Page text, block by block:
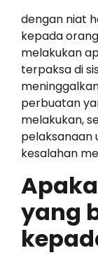
dengan niat
kepada
melakukan
terpaksa di
perbuatan
melakukan,
pelaksanaan
kesalahan
yang